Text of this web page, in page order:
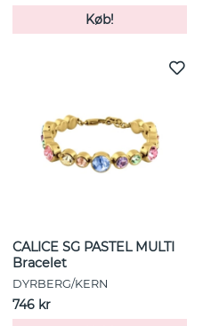
Køb!
CALICE SG PASTEL MULTI
Bracelet
DYRBERG/KERN
746 kr